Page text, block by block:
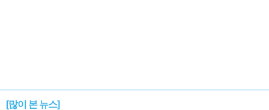
[많이 본 뉴스]